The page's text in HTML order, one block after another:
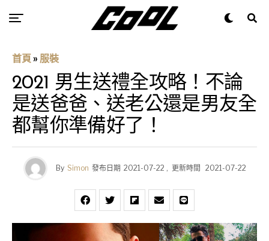
首頁 » 服裝
2021 男生送禮全攻略！不論
是送爸爸、送老公還是男友全
都幫你準備好了！
By Simon 發布日期 2021-07-22 , 更新時間 2021-07-22